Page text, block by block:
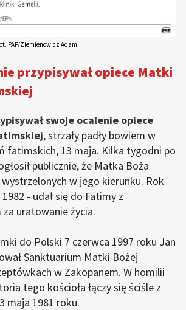
PAP/Ziemienowicz Adam
przypisywał opiece Matki
swoje ocalenie opiece
, strzały padły bowiem w
fatimskich, 13 maja. Kilka tygodni po
publicznie, że Matka Boża
wystrzelonych w jego kierunku. Rok
- udał się do Fatimy z
uratowanie życia.
do Polski 7 czerwca 1997 roku Jan
Sanktuarium Matki Bożej
w Zakopanem. W homilii
tego kościoła łączy się ściśle z
maja 1981 roku.